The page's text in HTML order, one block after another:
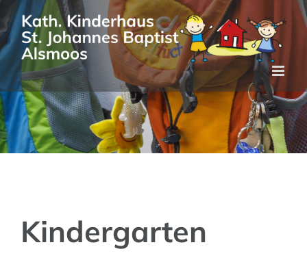
Zum
Inhalt
springen
Kindergarten